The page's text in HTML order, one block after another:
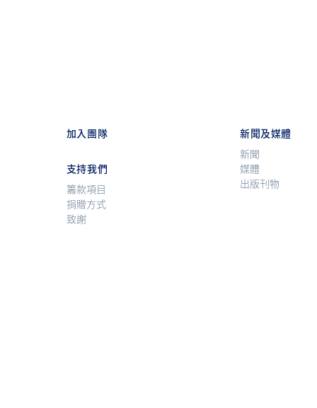
加入團隊
支持我們
籌款項目
捐贈方式
致謝
新聞及媒體
新聞
媒體
出版刊物